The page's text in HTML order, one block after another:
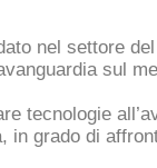
nel settore
sul
tecnologie
in grado di